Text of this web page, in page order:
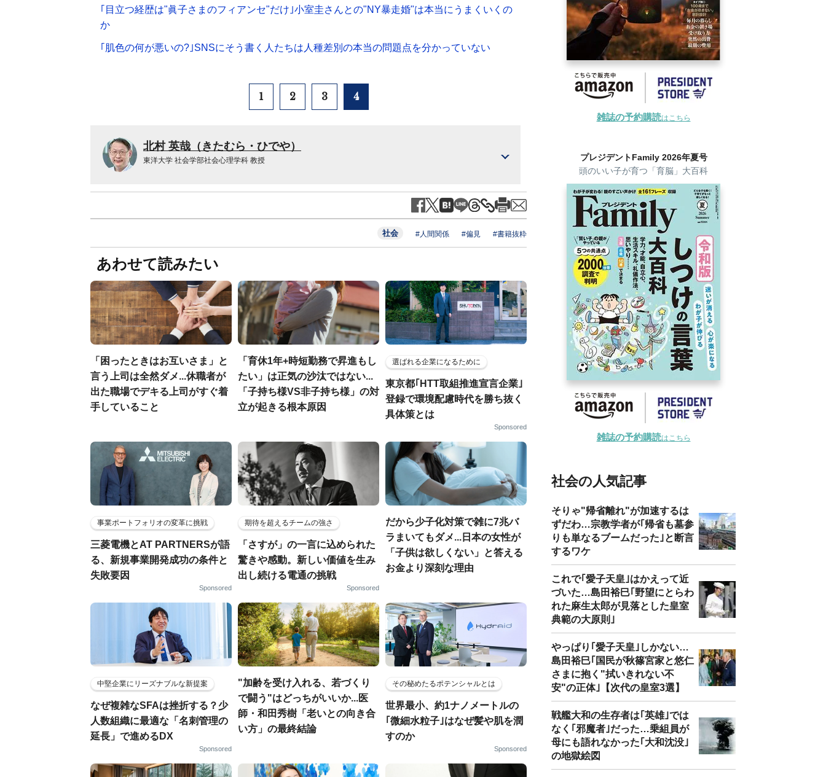
｢目立つ経歴は"眞子さまのフィアンセ"だけ｣小室圭さんとの"NY暴走婚"は本当にうまくいくの
か
｢肌色の何が悪いの?｣SNSにそう書く人たちは人種差別の本当の問題点を分かっていない
1 2 3 4
北村 英哉（きたむら・ひでや）
東洋大学 社会学部社会心理学科 教授
社会 #人間関係 #偏見 #書籍抜粋
あわせて読みたい
「困ったときはお互いさま」と
言う上司は全然ダメ...休職者が
出た職場でデキる上司がすぐ着
手していること
「育休1年+時短勤務で昇進もし
たい」は正気の沙汰ではない...
「子持ち様VS非子持ち様」の対
立が起きる根本原因
選ばれる企業になるために
東京都｢HTT取組推進宣言企業｣
登録で環境配慮時代を勝ち抜く
具体策とは
Sponsored
事業ポートフォリオの変革に挑戦
三菱電機とAT PARTNERSが語
る、新規事業開発成功の条件と
失敗要因
Sponsored
期待を超えるチームの強さ
「さすが」の一言に込められた
驚きや感動。新しい価値を生み
出し続ける電通の挑戦
Sponsored
だから少子化対策で雑に7兆バ
ラまいてもダメ...日本の女性が
「子供は欲しくない」と答える
お金より深刻な理由
中堅企業にリーズナブルな新提案
なぜ複雑なSFAは挫折する？少
人数組織に最適な「名刺管理の
延長」で進めるDX
Sponsored
"加齢を受け入れる、若づくり
で闘う"はどっちがいいか...医
師・和田秀樹「老いとの向き合
い方」の最終結論
その秘めたるポテンシャルとは
世界最小、約1ナノメートルの
｢微細水粒子｣はなぜ髪や肌を潤
すのか
Sponsored
雑誌の予約購読はこちら
プレジデントFamily 2026年夏号
頭のいい子が育つ「育脳」大百科
雑誌の予約購読はこちら
社会の人気記事
そりゃ"帰省離れ"が加速するは
ずだわ…宗教学者が｢帰省も墓参
りも単なるブームだった｣と断言
するワケ
これで｢愛子天皇｣はかえって近
づいた…島田裕巳｢野望にとらわ
れた麻生太郎が見落とした皇室
典範の大原則｣
やっぱり｢愛子天皇｣しかない…
島田裕巳｢国民が秋篠宮家と悠仁
さまに抱く"拭いきれない不
安"の正体｣【次代の皇室3選】
戦艦大和の生存者は｢英雄｣では
なく｢邪魔者｣だった…乗組員が
母にも語れなかった｢大和沈没｣
の地獄絵図